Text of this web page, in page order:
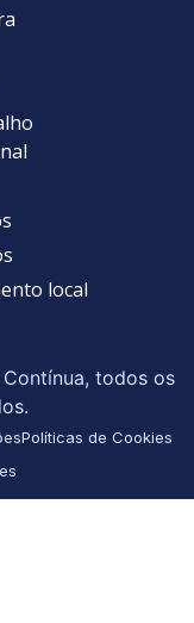
local
todos os
Políticas de Cookies